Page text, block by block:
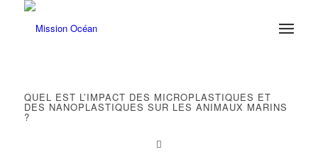
QUEL EST L’IMPACT DES MICROPLASTIQUES ET
DES NANOPLASTIQUES SUR LES ANIMAUX MARINS
?